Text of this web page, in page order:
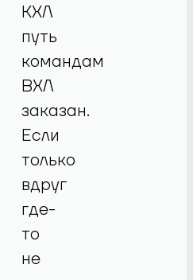
КХЛ
путь
командам
ВХЛ
заказан.
Если
только
вдруг
где-
то
не